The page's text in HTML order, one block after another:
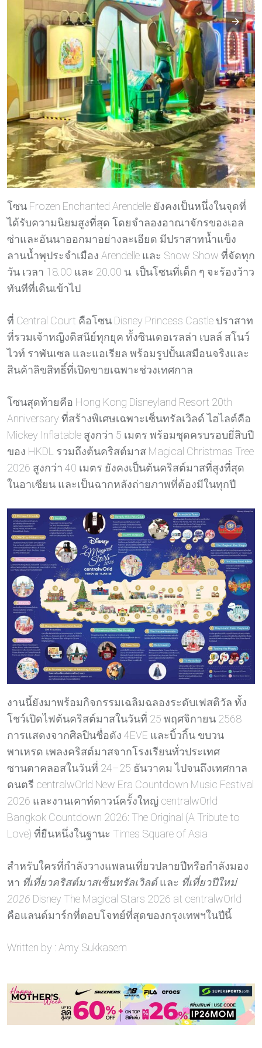
โซน Frozen Enchanted Arendelle ยังคงเป็นหนึ่งในจุดที่
ได้รับความนิยมสูงที่สุด โดยจำลองอาณาจักรของเอล
ซ่าและอันนาออกมาอย่างละเอียด มีปราสาทน้ำแข็ง
ลานน้ำพุประจำเมือง Arendelle และ Snow Show ที่จัดทุก
วัน เวลา 18.00 และ 20.00 น. เป็นโซนที่เด็ก ๆ จะร้องว้าว
ทันทีที่เดินเข้าไป
ที่ Central Court คือโซน Disney Princess Castle ปราสาท
ที่รวมเจ้าหญิงดิสนีย์ทุกยุค ทั้งซินเดอเรลล่า เบลล์ สโนว์
ไวท์ ราพันเซล และแอเรียล พร้อมรูปปั้นเสมือนจริงและ
สินค้าลิขสิทธิ์ที่เปิดขายเฉพาะช่วงเทศกาล
โซนสุดท้ายคือ Hong Kong Disneyland Resort 20th
Anniversary ที่สร้างพิเศษเฉพาะเซ็นทรัลเวิลด์ ไฮไลต์คือ
Mickey Inflatable สูงกว่า 5 เมตร พร้อมชุดครบรอบยี่สิบปี
ของ HKDL รวมถึงต้นคริสต์มาส Magical Christmas Tree
2026 สูงกว่า 40 เมตร ยังคงเป็นต้นคริสต์มาสที่สูงที่สุด
ในอาเซียน และเป็นฉากหลังถ่ายภาพที่ต้องมีในทุกปี
งานนี้ยังมาพร้อมกิจกรรมเฉลิมฉลองระดับเฟสติวัล ทั้ง
โชว์เปิดไฟต้นคริสต์มาสในวันที่ 25 พฤศจิกายน 2568
การแสดงจากศิลปินชื่อดัง 4EVE และบิ้วกิ้น ขบวน
พาเหรด เพลงคริสต์มาสจากโรงเรียนทั่วประเทศ
ซานตาคลอสในวันที่ 24–25 ธันวาคม ไปจนถึงเทศกาล
ดนตรี centralwOrld New Era Countdown Music Festival
2026 และงานเคาท์ดาวน์ครั้งใหญ่ centralwOrld
Bangkok Countdown 2026: The Original (A Tribute to
Love) ที่ยืนหนึ่งในฐานะ Times Square of Asia
สำหรับใครที่กำลังวางแพลนเที่ยวปลายปีหรือกำลังมอง
หา ที่เที่ยวคริสต์มาสเซ็นทรัลเวิลด์และ ที่เที่ยวปีใหม่
2026 Disney The Magical Stars 2026 at centralwOrld
คือแลนด์มาร์กที่ตอบโจทย์ที่สุดของกรุงเทพฯในปีนี้
Written by : Amy Sukkasem